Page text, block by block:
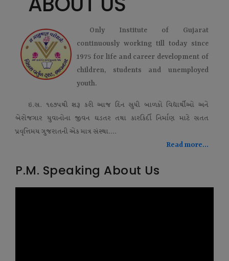
Only Institute of Gujarat
continuously working till today since
1975 for life and career development of
children, students and unemployed
youth.
ઇ.સ. ૧૯૭૫થી શરૂ કરી આજ દિન સુધી બાળકો વિદ્યાર્થીઓ અને
બેરોજગાર યુવાનોના જીવન ઘડતર તથા કારકિર્દી નિર્માણ માટે સતત
પ્રવૃત્તિમય ગુજરાતની એક માત્ર સંસ્થા....
Read more...
P.M. Speaking About Us